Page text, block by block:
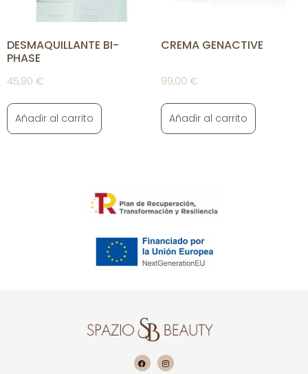
DESMAQUILLANTE BI-
PHASE
45,90 €
Añadir al carrito
CREMA GENACTIVE
99,00 €
Añadir al carrito